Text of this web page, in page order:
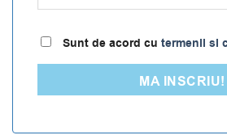
Sunt de acord cu termenii si
MA INSCRIU!